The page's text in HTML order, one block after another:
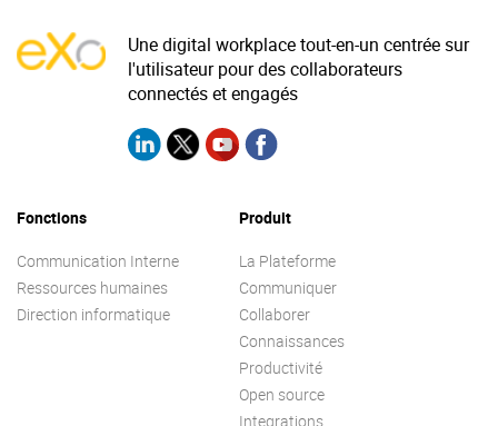
La Plateforme
Pourquoi eXo
Internationalisation
Intégrations
Architecture
Sécurité
Une digital workplace tout-en-un centrée sur
l'utilisateur pour des collaborateurs
connectés et engagés
Fonctions
Communication Interne
Ressources humaines
Direction informatique
Produit
La Plateforme
Communiquer
Collaborer
Connaissances
Productivité
Open source
Integrations